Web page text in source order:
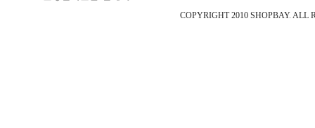
COPYRIGHT 2010 SHOPBAY. ALL